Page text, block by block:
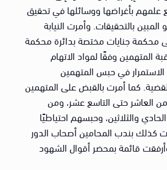
علمهم بأغراضها ووسائلها في تحقيق
بالتحقيقات. وأمرت النيابة
محكمة جنايات مختصة بدائرة محكمة
المتهمين وفقًا لمواد الاتهام
الاستمرار في حبس المتهمين
كما أمرت بالقبض على المتهمين
العاشر حتى التاسع عشر، ومن
والثلاثين، وحبسهم احتياطيًا
كذلك بندب المحامين أصحاب الدور
قائمة بمحضر أقوال الشهود